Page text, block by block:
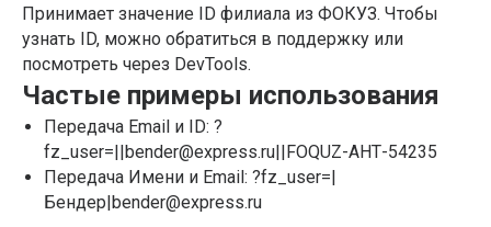
Принимает значение ID филиала из ФОКУЗ. Чтобы
узнать ID, можно обратиться в поддержку или
посмотреть через DevTools.
Частые примеры использования
Передача Email и ID: ?
fz_user=||bender@express.ru||FOQUZ-АНТ-54235
Передача Имени и Email: ?fz_user=|
Бендер|bender@express.ru